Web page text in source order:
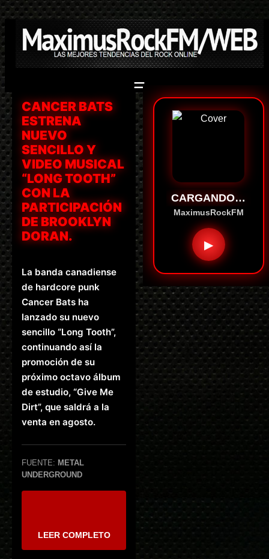
Saltar
al
contenido
CANCER BATS
ESTRENA
NUEVO
SENCILLO Y
VIDEO MUSICAL
“LONG TOOTH”
CON LA
PARTICIPACIÓN
DE BROOKLYN
DORAN.
La banda canadiense
de hardcore punk
Cancer Bats ha
lanzado su nuevo
sencillo “Long Tooth”,
continuando así la
promoción de su
próximo octavo álbum
de estudio, “Give Me
Dirt”, que saldrá a la
venta en agosto.
FUENTE: METAL
UNDERGROUND
LEER COMPLETO
CARGANDO…
MaximusRockFM
▶